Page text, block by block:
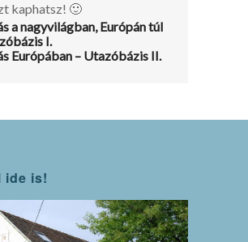
kaphatsz! 🙂
a nagyvilágban, Európán túl
I.
Európában – Utazóbázis II.
ide is!